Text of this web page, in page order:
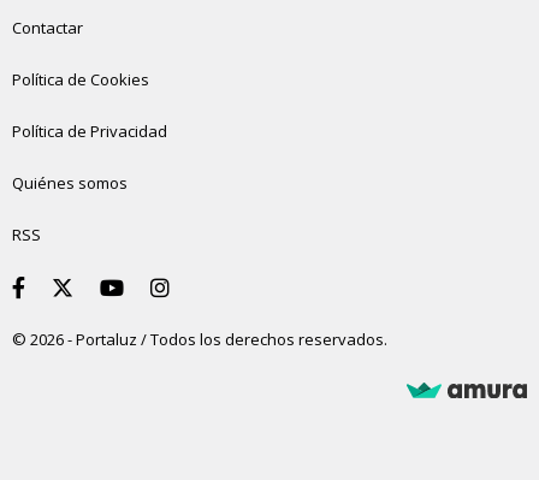
Contactar
Política de Cookies
Política de Privacidad
Quiénes somos
RSS
© 2026 - Portaluz / Todos los derechos reservados.